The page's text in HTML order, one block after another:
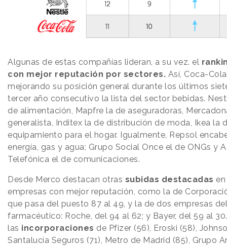
Algunas de estas compañías lideran, a su vez. el
con mejor reputación por sectores. Así, Coca-
mejorando su posición general durante los últimos
tercer año consecutivo la lista del sector bebidas.
de alimentación, Mapfre la de aseguradoras,
generalista, Inditex la de distribución de moda, Ikea la
equipamiento para el hogar. Igualmente, Repsol
energía, gas y agua; Grupo Social Once el de ONGs y
Telefónica el de comunicaciones.
Desde Merco destacan otras subidas destacadas
empresas con mejor reputación, como la de
que pasa del puesto 87 al 49, y la de dos empresas
farmacéutico: Roche, del 94 al 62; y Bayer, del 59 al
las incorporaciones de Pfizer (56), Eroski (58),
Santalucía Seguros (71), Metro de Madrid (85), Grupo